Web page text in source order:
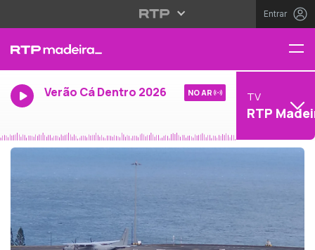
Entrar
Verão Cá Dentro 2026 NO AR TV
RTP